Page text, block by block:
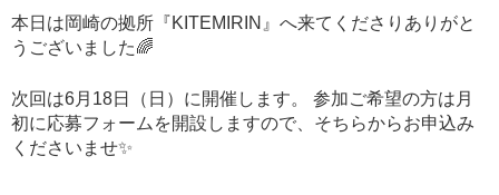
本日は岡崎の拠所『KITEMIRIN』へ来てくださりありがと
うございました🌈
次回は6月18日（日）に開催します。 参加ご希望の方は月
初に応募フォームを開設しますので、そちらからお申込み
くださいませ✨